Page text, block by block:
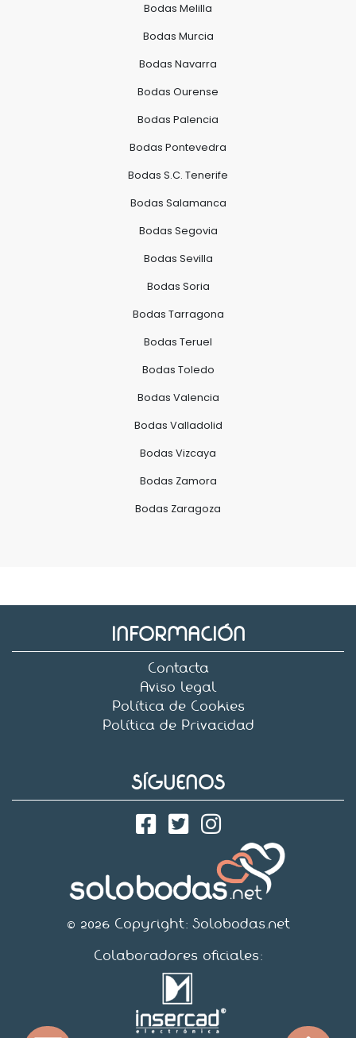
Bodas Melilla
Bodas Murcia
Bodas Navarra
Bodas Ourense
Bodas Palencia
Bodas Pontevedra
Bodas S.C. Tenerife
Bodas Salamanca
Bodas Segovia
Bodas Sevilla
Bodas Soria
Bodas Tarragona
Bodas Teruel
Bodas Toledo
Bodas Valencia
Bodas Valladolid
Bodas Vizcaya
Bodas Zamora
Bodas Zaragoza
INFORMACIÓN
Contacta
Aviso legal
Política de Cookies
Política de Privacidad
SÍGUENOS
© 2026 Copyright: Solobodas.net
Colaboradores oficiales: